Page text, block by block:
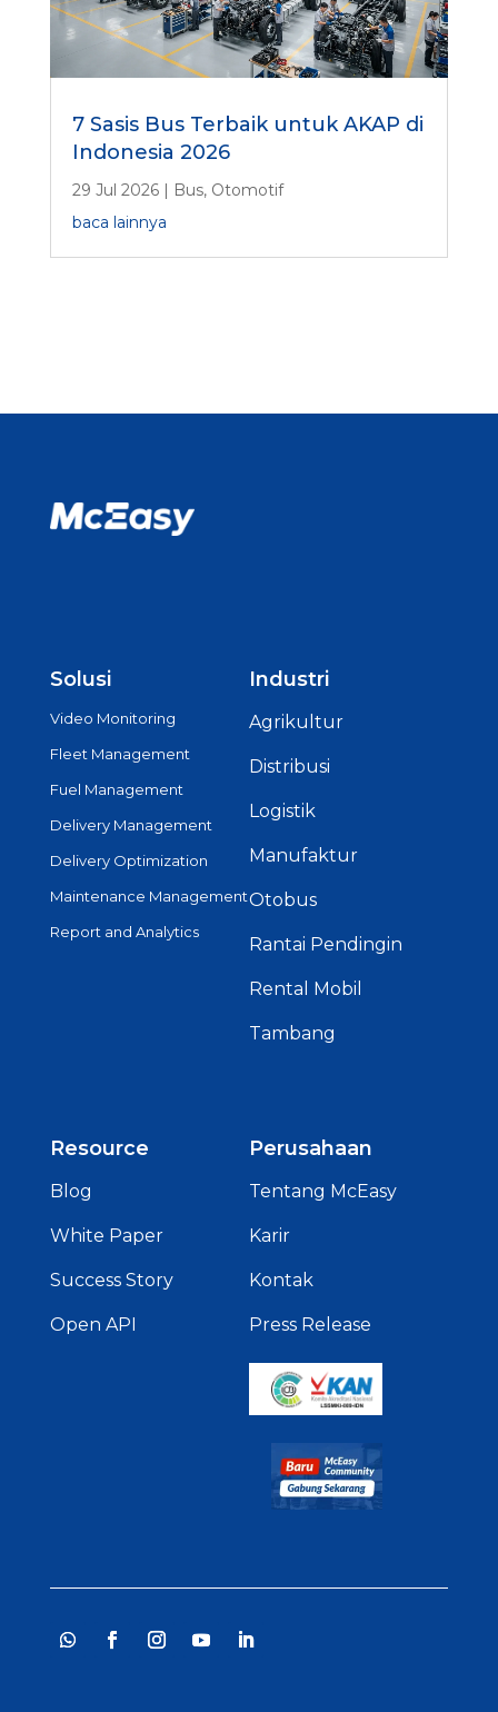
7 Sasis Bus Terbaik untuk AKAP di
Indonesia 2026
29 Jul 2026| Bus, Otomotif
baca lainnya
Solusi
Video Monitoring
Fleet Management
Fuel Management
Delivery Management
Delivery Optimization
Maintenance Management
Report and Analytics
Industri
Agrikultur
Distribusi
Logistik
Manufaktur
Otobus
Rantai Pendingin
Rental Mobil
Tambang
Resource
Blog
White Paper
Success Story
Open API
Perusahaan
Tentang McEasy
Karir
Kontak
Press Release